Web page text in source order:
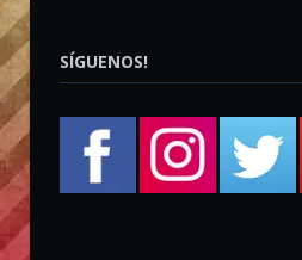
SÍGUENOS!